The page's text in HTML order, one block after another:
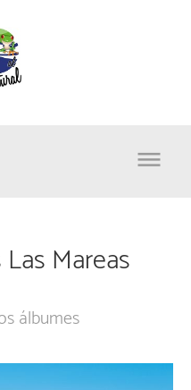

Mareas
álbumes